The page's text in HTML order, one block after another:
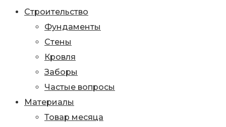
Строительство
Фундаменты
Стены
Кровля
Заборы
Частые вопросы
Материалы
Товар месяца